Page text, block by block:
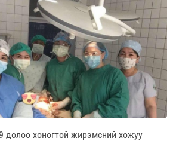
долоо хоногтой жирэмсний хожуу